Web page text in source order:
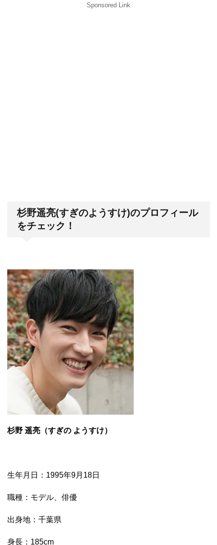
Sponsored Link
杉野遥亮(すぎのようすけ)のプロフィール
をチェック！
杉野 遥亮（すぎの ようすけ）
生年月日：1995年9月18日
職種：モデル、俳優
出身地：千葉県
身長：185cm